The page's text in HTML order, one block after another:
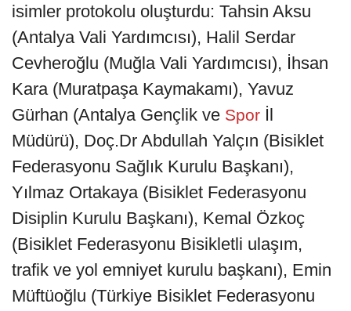
isimler protokolu oluşturdu: Tahsin Aksu
(Antalya Vali Yardımcısı), Halil Serdar
Cevheroğlu (Muğla Vali Yardımcısı), İhsan
Kara (Muratpaşa Kaymakamı), Yavuz
Gürhan (Antalya Gençlik ve Spor İl
Müdürü), Doç.Dr Abdullah Yalçın (Bisiklet
Federasyonu Sağlık Kurulu Başkanı),
Yılmaz Ortakaya (Bisiklet Federasyonu
Disiplin Kurulu Başkanı), Kemal Özkoç
(Bisiklet Federasyonu Bisikletli ulaşım,
trafik ve yol emniyet kurulu başkanı), Emin
Müftüoğlu (Türkiye Bisiklet Federasyonu